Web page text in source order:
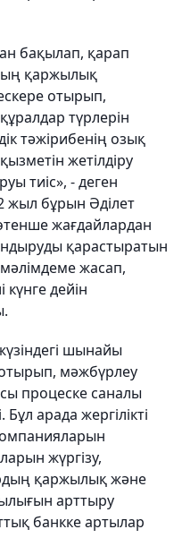
бақылап, қарап
қаржылық
отырып,
түрлерін
тәжірибенің озық
жетілдіру
тиіс», - деген
жыл бұрын Әділет
жағдайлардан
қарастыратын
жасап,
дейін
шынайы
мәжбүрлеу
процеске саналы
арада жергілікті
жүргізу,
қаржылық және
арттыру
банкке артылар